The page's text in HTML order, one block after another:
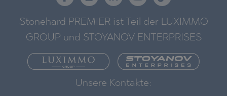
Stonehard PREMIER ist Teil der LUXIMMO
GROUP und STOYANOV ENTERPRISES
Unsere Kontakte: